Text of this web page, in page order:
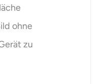
ohne
zu